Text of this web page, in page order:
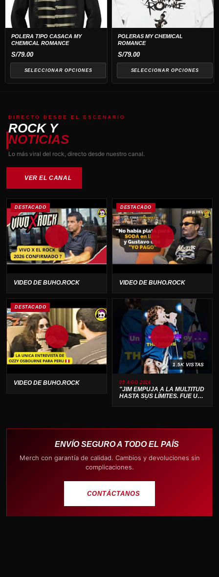
POLERA TIPO CASACA MY
CHEMICAL ROMANCE
S/79.00
SELECCIONAR OPCIONES
variantes.
Las
opciones
se
pueden
elegir
en
de
producto
POLERAS MY CHEMICAL
ROMANCE
S/79.00
SELECCIONAR OPCIONES
Las
opciones
se
pueden
elegir
en
de
DIRECTO DESDE EL ESCENARIO
ROCK Y
NOTICIAS
Lo más viral del rock, directo desde nuestro canal.
VER EL CANAL
DESTACADO
VIDEO DE BUHO.ROCK
DESTACADO
VIDEO DE BUHO.ROCK
DESTACADO
VIDEO DE BUHO.ROCK
1.5K VISTAS
05 AGO 2026
"JIM EMPUJA A LA MULTITUD
HASTA SUS LÍMITES. FUE UN
ENVÍO SEGURO A TODO EL PAÍS
Merch con garantía de calidad. Cambios y devoluciones sin
complicaciones.
CONTÁCTANOS